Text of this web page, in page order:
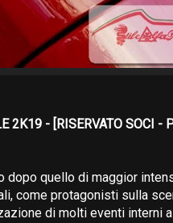
2K19 - [RISERVATO SOCI -
dopo quello di maggior
come protagonisti sulla
di molti eventi interni